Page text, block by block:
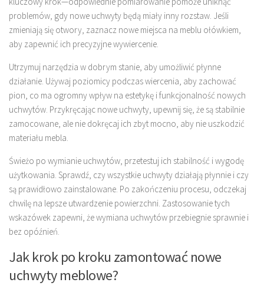
problemów, gdy nowe uchwyty będą miały inny rozstaw. Jeśli
zmieniają się otwory, zaznacz nowe miejsca na meblu ołówkiem,
aby zapewnić ich precyzyjne wywiercenie.
Utrzymuj narzędzia w dobrym stanie, aby umożliwić płynne
działanie. Używaj poziomicy podczas wiercenia, aby zachować
pion, co ma ogromny wpływ na estetykę i funkcjonalność nowych
uchwytów. Przykręcając nowe uchwyty, upewnij się, że są stabilnie
zamocowane, ale nie dokręcaj ich zbyt mocno, aby nie uszkodzić
materiału mebla.
Świeżo po wymianie uchwytów, przetestuj ich stabilność i wygodę
użytkowania. Sprawdź, czy wszystkie uchwyty działają płynnie i czy
są prawidłowo zainstalowane. Po zakończeniu procesu, odczekaj
chwilę na lepsze utwardzenie powierzchni. Zastosowanie tych
wskazówek zapewni, że wymiana uchwytów przebiegnie sprawnie i
bez opóźnień.
Jak krok po kroku zamontować nowe
uchwyty meblowe?